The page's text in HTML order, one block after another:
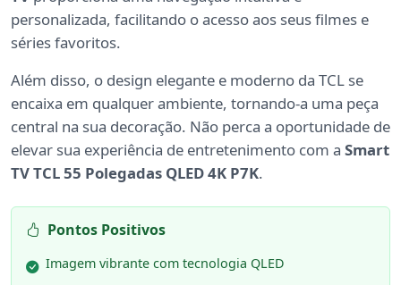
personalizada, facilitando o acesso aos seus filmes e
séries favoritos.
Além disso, o design elegante e moderno da TCL se
encaixa em qualquer ambiente, tornando-a uma peça
central na sua decoração. Não perca a oportunidade de
elevar sua experiência de entretenimento com a Smart
TV TCL 55 Polegadas QLED 4K P7K.
Pontos Positivos
Imagem vibrante com tecnologia QLED